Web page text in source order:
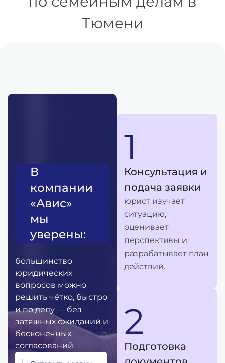
Тюмени
В
компании
«Авис»
мы
уверены:
большинство
юридических
вопросов можно
решить чётко, быстро
и по делу — без
затяжных ожиданий и
бесконечных
согласований.
1
Консультация и
подача заявки
юрист изучает
ситуацию,
оценивает
перспективы и
разрабатывает план
действий.
2
Подготовка